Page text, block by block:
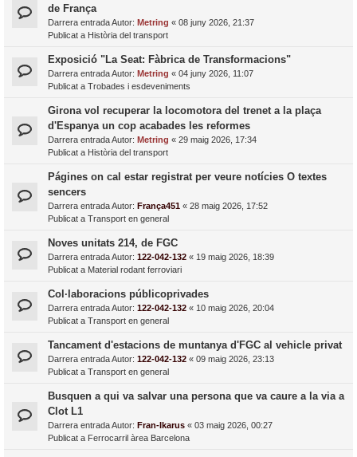
de França
Darrera entrada Autor: Metring « 08 juny 2026, 21:37
Publicat a Història del transport
Exposició "La Seat: Fàbrica de Transformacions"
Darrera entrada Autor: Metring « 04 juny 2026, 11:07
Publicat a Trobades i esdeveniments
Girona vol recuperar la locomotora del trenet a la plaça
d'Espanya un cop acabades les reformes
Darrera entrada Autor: Metring « 29 maig 2026, 17:34
Publicat a Història del transport
Págines on cal estar registrat per veure notícies O textes
sencers
Darrera entrada Autor: França451 « 28 maig 2026, 17:52
Publicat a Transport en general
Noves unitats 214, de FGC
Darrera entrada Autor: 122-042-132 « 19 maig 2026, 18:39
Publicat a Material rodant ferroviari
Col·laboracions públicoprivades
Darrera entrada Autor: 122-042-132 « 10 maig 2026, 20:04
Publicat a Transport en general
Tancament d'estacions de muntanya d'FGC al vehicle privat
Darrera entrada Autor: 122-042-132 « 09 maig 2026, 23:13
Publicat a Transport en general
Busquen a qui va salvar una persona que va caure a la via a
Clot L1
Darrera entrada Autor: Fran-Ikarus « 03 maig 2026, 00:27
Publicat a Ferrocarril àrea Barcelona